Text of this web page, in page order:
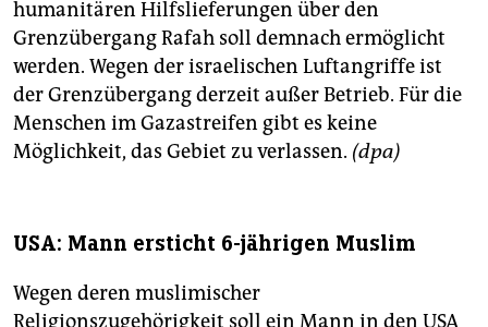
humanitären Hilfslieferungen über den
Grenzübergang Rafah soll demnach ermöglicht
werden. Wegen der israelischen Luftangriffe ist
der Grenzübergang derzeit außer Betrieb. Für die
Menschen im Gazastreifen gibt es keine
Möglichkeit, das Gebiet zu verlassen. (dpa)
USA: Mann ersticht 6-jährigen Muslim
Wegen deren muslimischer
Religionszugehörigkeit soll ein Mann in den USA